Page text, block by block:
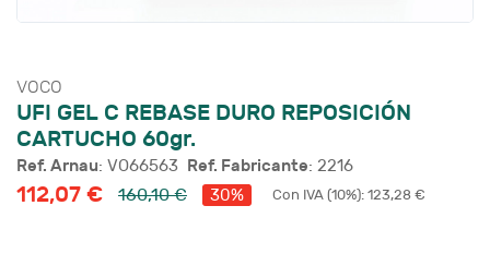
VOCO
UFI GEL C REBASE DURO REPOSICIÓN
CARTUCHO 60gr.
Ref. Arnau: VO66563 Ref. Fabricante: 2216
112,07 € 160,10 € 30% Con IVA (10%): 123,28 €